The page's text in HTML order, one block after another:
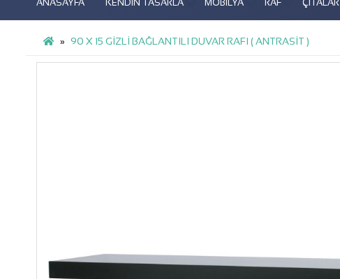
ANASAYFA KENDİN TASARLA MOBİLYA RAF ÇITALAR
90 X 15 GİZLİ BAĞLANTILI DUVAR RAFI ( ANTRASİT )